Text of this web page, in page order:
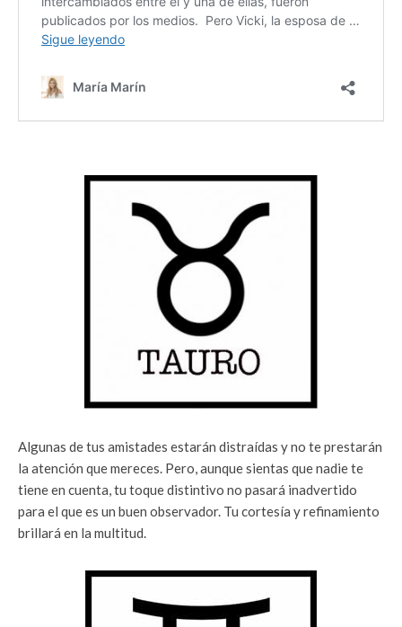
Algunas de tus amistades estarán distraídas y no te prestarán
la atención que mereces. Pero, aunque sientas que nadie te
tiene en cuenta, tu toque distintivo no pasará inadvertido
para el que es un buen observador. Tu cortesía y refinamiento
brillará en la multitud.